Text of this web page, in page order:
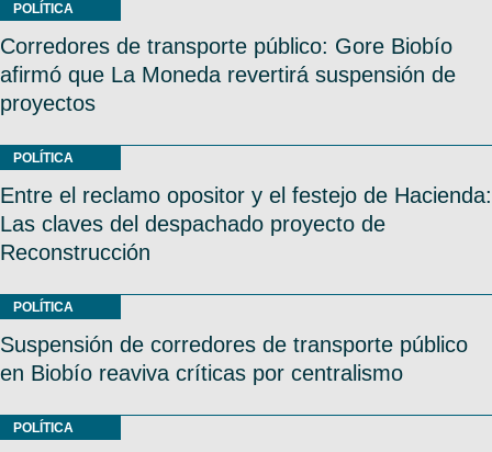
POLÍTICA
Corredores de transporte público: Gore Biobío
afirmó que La Moneda revertirá suspensión de
proyectos
POLÍTICA
Entre el reclamo opositor y el festejo de Hacienda:
Las claves del despachado proyecto de
Reconstrucción
POLÍTICA
Suspensión de corredores de transporte público
en Biobío reaviva críticas por centralismo
POLÍTICA